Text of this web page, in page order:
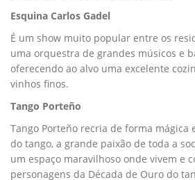
Esquina Carlos Gadel
É um show muito popular entre os
uma orquestra de grandes músicos e
oferecendo ao alvo uma excelente
vinhos finos.
Tango Porteño
Tango Porteño recria de forma mágica
do tango, a grande paixão de toda a
um espaço maravilhoso onde vivem e
personagens da Década de Ouro do